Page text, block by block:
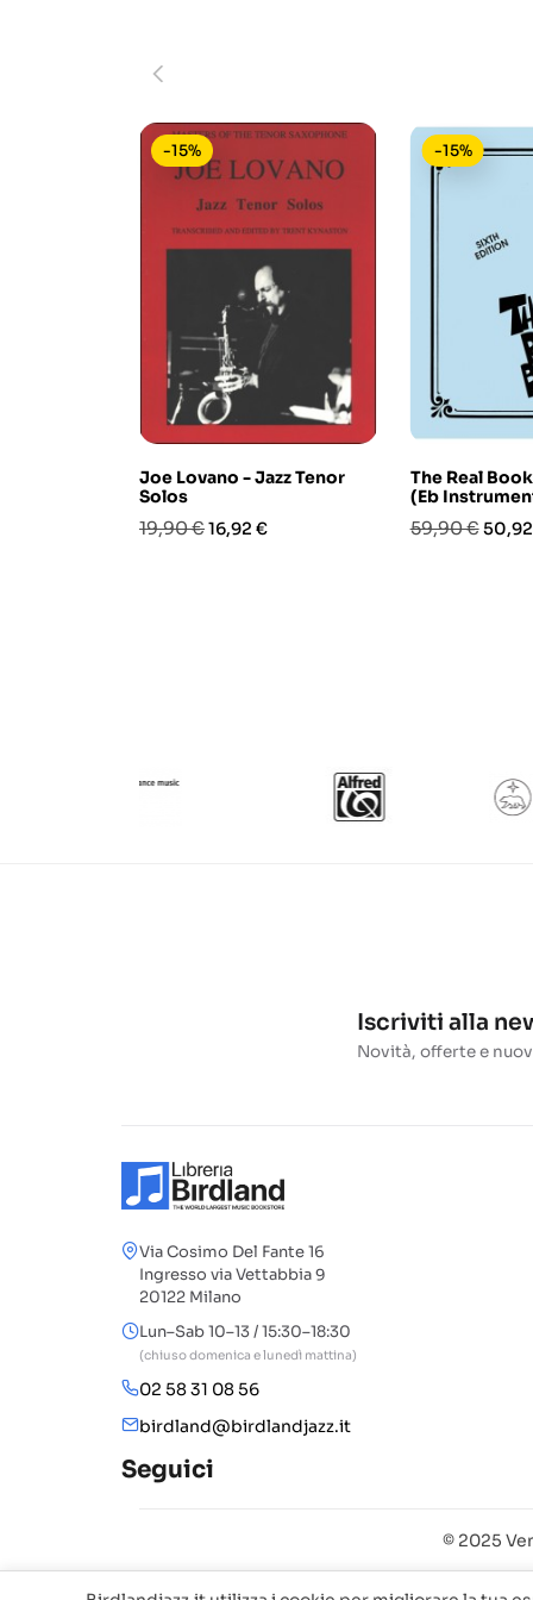
Joe Lovano - Jazz Tenor
Solos
Prezzo
19,90 €Prezzo
16,92 €
-15%
The Real
(Eb
Prezzo
59,90 €
-15%
Iscriviti alla
Novità, offerte e
Via Cosimo Del Fante 16
Ingresso via Vettabbia 9
20122 Milano
Lun–Sab 10–13 / 15:30–18:30
(chiuso domenica e lunedì mattina)
02 58 31 08 56
birdland@birdlandjazz.it
Seguici
© 2025